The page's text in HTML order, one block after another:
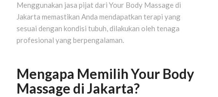
Menggunakan jasa pijat dari Your Body Massage di
Jakarta memastikan Anda mendapatkan terapi yang
sesuai dengan kondisi tubuh, dilakukan oleh tenaga
profesional yang berpengalaman.
Mengapa Memilih Your Body
Massage di Jakarta?